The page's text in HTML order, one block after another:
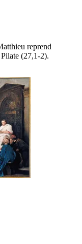
reprend
(27,1-2).